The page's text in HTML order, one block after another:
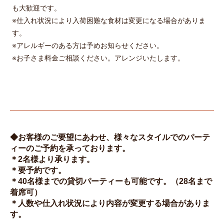
も大歓迎です。
※仕入れ状況により入荷困難な食材は変更になる場合がありま
す。
※アレルギーのある方は予めお知らせください。
※お子さま料金ご相談ください。アレンジいたします。
◆お客様のご要望にあわせ、様々なスタイルでのパーテ
ィーのご予約を承っております。
＊2名様より承ります。
＊要予約です。
＊40名様までの貸切パーティーも可能です。（28名まで
着席可）
＊人数や仕入れ状況により内容が変更する場合がありま
す。